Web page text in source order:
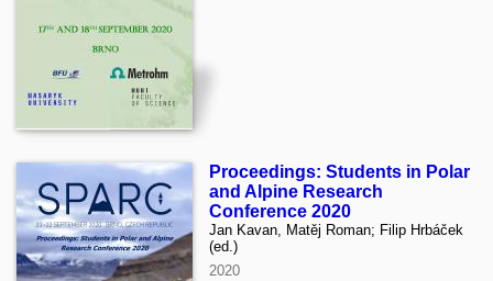
Proceedings: Students in Polar
and Alpine Research
Conference 2020
Jan Kavan, Matěj Roman; Filip Hrbáček
(ed.)
2020